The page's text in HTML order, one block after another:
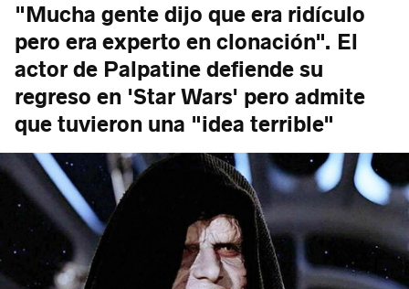
"Mucha gente dijo que era ridículo
pero era experto en clonación". El
actor de Palpatine defiende su
regreso en 'Star Wars' pero admite
que tuvieron una "idea terrible"